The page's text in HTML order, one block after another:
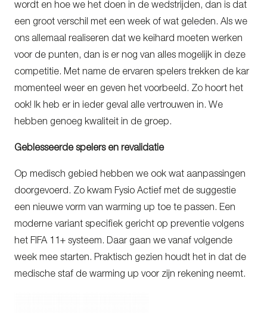
wordt en hoe we het doen in de wedstrijden, dan is dat
een groot verschil met een week of wat geleden. Als we
ons allemaal realiseren dat we keihard moeten werken
voor de punten, dan is er nog van alles mogelijk in deze
competitie. Met name de ervaren spelers trekken de kar
momenteel weer en geven het voorbeeld. Zo hoort het
ook! Ik heb er in ieder geval alle vertrouwen in. We
hebben genoeg kwaliteit in de groep.
Geblesseerde spelers en revalidatie
Op medisch gebied hebben we ook wat aanpassingen
doorgevoerd. Zo kwam Fysio Actief met de suggestie
een nieuwe vorm van warming up toe te passen. Een
moderne variant specifiek gericht op preventie volgens
het FIFA 11+ systeem. Daar gaan we vanaf volgende
week mee starten. Praktisch gezien houdt het in dat de
medische staf de warming up voor zijn rekening neemt.